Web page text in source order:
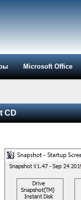
Microsoft Office
CD